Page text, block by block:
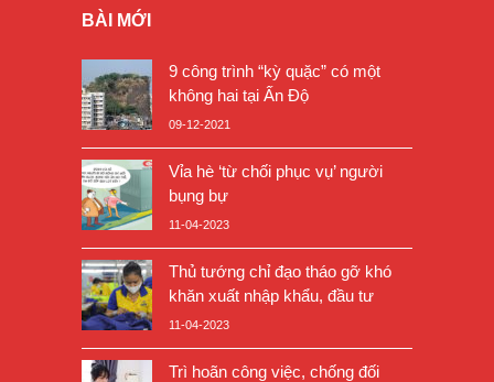
BÀI MỚI
9 công trình “kỳ quặc” có một
không hai tại Ấn Độ
09-12-2021
Vỉa hè ‘từ chối phục vụ’ người
bụng bự
11-04-2023
Thủ tướng chỉ đạo tháo gỡ khó
khăn xuất nhập khẩu, đầu tư
11-04-2023
Trì hoãn công việc, chống đối